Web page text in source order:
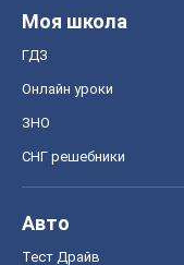
Моя школа
ГДЗ
Онлайн уроки
ЗНО
СНГ решебники
Авто
Тест Драйв